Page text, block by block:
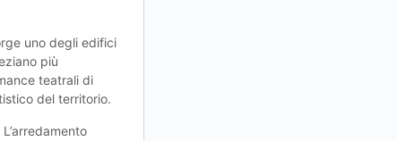
uno degli edifici
più
teatrali di
del territorio.